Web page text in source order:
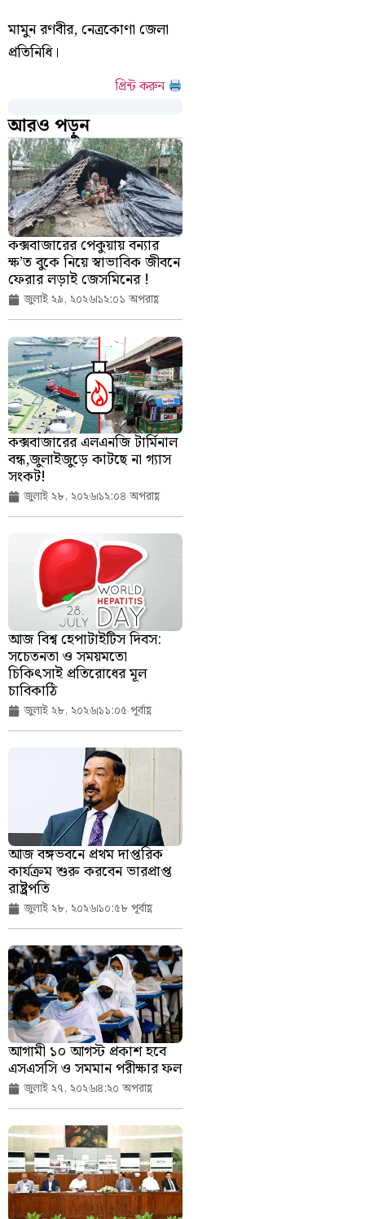
মামুন রণবীর, নেত্রকোণা জেলা
প্রতিনিধি।
প্রিন্ট করুন
আরও পড়ুন
কক্সবাজারের পেকুয়ায় বন্যার
ক্ষ’ত বুকে নিয়ে স্বাভাবিক জীবনে
ফেরার লড়াই জেসমিনের !
জুলাই ২৯, ২০২৬১২:০১ অপরাহ্ণ
কক্সবাজারের এলএনজি টার্মিনাল
বন্ধ,জুলাইজুড়ে কাটছে না গ্যাস
সংকট!
জুলাই ২৮, ২০২৬১২:০৪ অপরাহ্ণ
আজ বিশ্ব হেপাটাইটিস দিবস:
সচেতনতা ও সময়মতো
চিকিৎসাই প্রতিরোধের মূল
চাবিকাঠি
জুলাই ২৮, ২০২৬১১:০৫ পূর্বাহ্ণ
আজ বঙ্গভবনে প্রথম দাপ্তরিক
কার্যক্রম শুরু করবেন ভারপ্রাপ্ত
রাষ্ট্রপতি
জুলাই ২৮, ২০২৬১০:৫৮ পূর্বাহ্ণ
আগামী ১০ আগস্ট প্রকাশ হবে
এসএসসি ও সমমান পরীক্ষার ফল
জুলাই ২৭, ২০২৬৪:২০ অপরাহ্ণ